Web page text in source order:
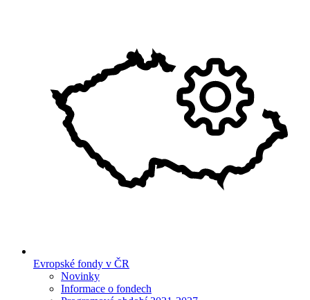
Evropské fondy v ČR
Novinky
Informace o fondech